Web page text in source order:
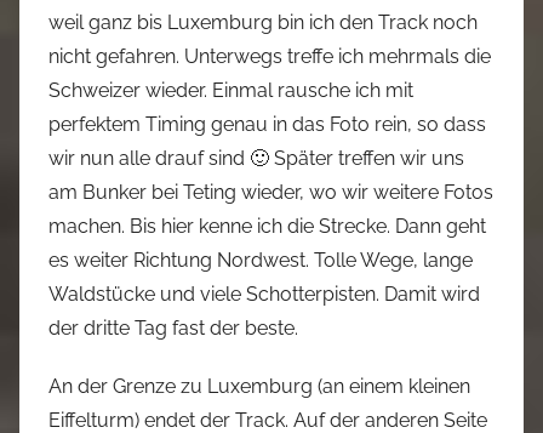
weil ganz bis Luxemburg bin ich den Track noch
nicht gefahren. Unterwegs treffe ich mehrmals die
Schweizer wieder. Einmal rausche ich mit
perfektem Timing genau in das Foto rein, so dass
wir nun alle drauf sind 🙂 Später treffen wir uns
am Bunker bei Teting wieder, wo wir weitere Fotos
machen. Bis hier kenne ich die Strecke. Dann geht
es weiter Richtung Nordwest. Tolle Wege, lange
Waldstücke und viele Schotterpisten. Damit wird
der dritte Tag fast der beste.
An der Grenze zu Luxemburg (an einem kleinen
Eiffelturm) endet der Track. Auf der anderen Seite